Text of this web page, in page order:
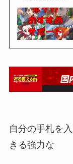
自分の手札を
きる強力な